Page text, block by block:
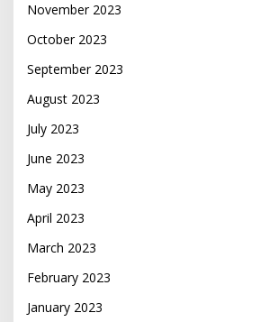
November 2023
October 2023
September 2023
August 2023
July 2023
June 2023
May 2023
April 2023
March 2023
February 2023
January 2023